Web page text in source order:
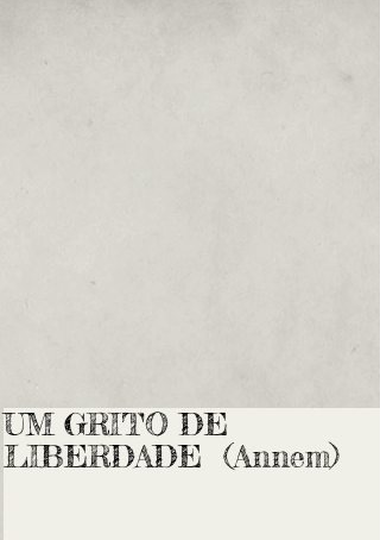
UM GRITO DE
LIBERDADE (Annem)